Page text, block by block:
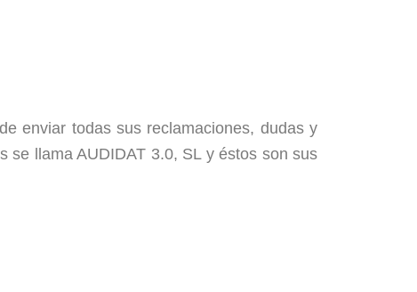
enviar todas sus reclamaciones, dudas y
se llama AUDIDAT 3.0, SL y éstos son sus